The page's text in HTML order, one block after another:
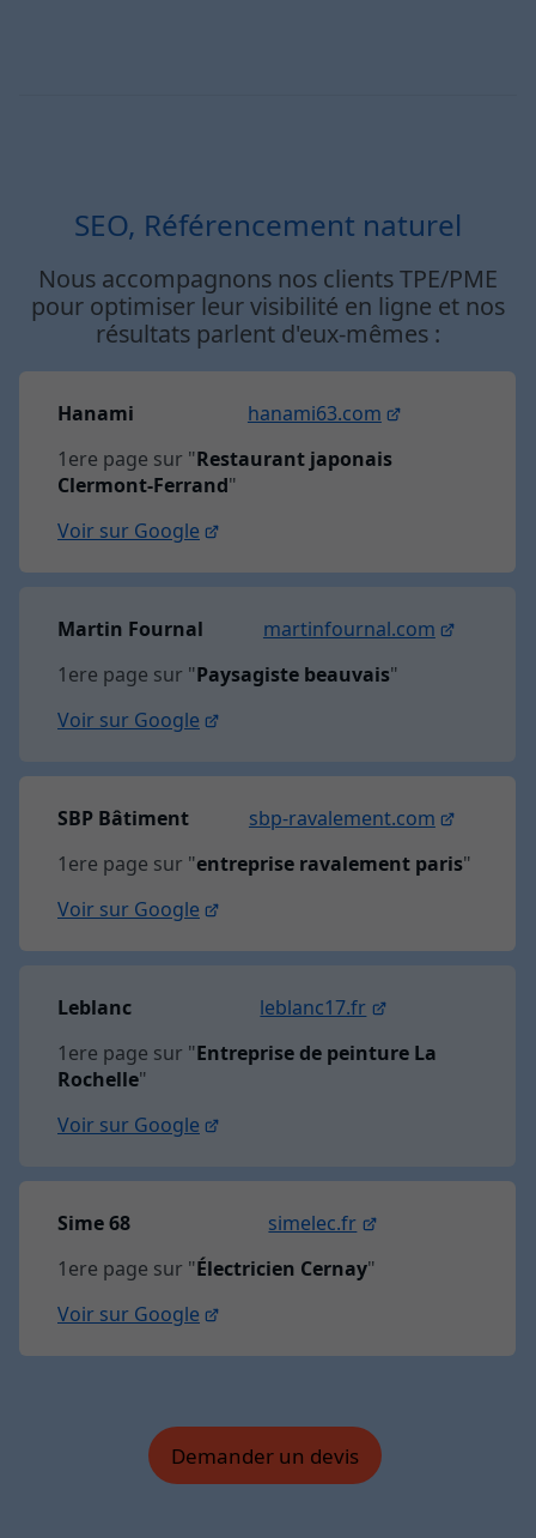
SEO, Référencement naturel
Nous accompagnons nos clients TPE/PME
pour optimiser leur visibilité en ligne et nos
résultats parlent d'eux-mêmes :
Hanami
hanami63.com
1ere page sur "Restaurant japonais
Clermont-Ferrand"
Voir sur Google
Martin Fournal
martinfournal.com
1ere page sur "Paysagiste beauvais"
Voir sur Google
SBP Bâtiment
sbp-ravalement.com
1ere page sur "entreprise ravalement paris"
Voir sur Google
Leblanc
leblanc17.fr
1ere page sur "Entreprise de peinture La
Rochelle"
Voir sur Google
Sime 68
simelec.fr
1ere page sur "Électricien Cernay"
Voir sur Google
Demander un devis